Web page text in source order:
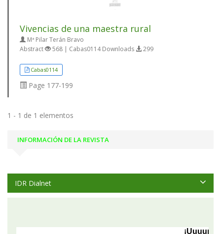
Vivencias de una maestra rural
Mª Pilar Terán Bravo
Abstract
568 | Cabas0114 Downloads 299
Cabas0114
Page 177-199
1 - 1 de 1 elementos
INFORMACIÓN DE LA REVISTA
IDR Dialnet